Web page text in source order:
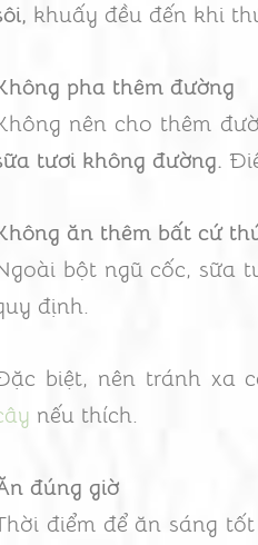
khuấy đều đến khi
pha thêm đường
nên cho thêm
tươi không đường.
ăn thêm bất cứ
bột ngũ cốc, sữa
định.
biệt, nên tránh xa
nếu thích.
đúng giờ
điểm để ăn sáng